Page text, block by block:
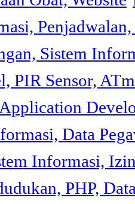
Sistem
PIR Sensor,
Data
Informasi,
PHP,